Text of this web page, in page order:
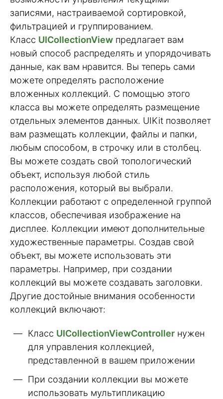
записями, настраиваемой сортировкой,
фильтрацией и группированием.
Класс UICollectionView предлагает вам
новый способ распределять и упорядочивать
данные, как вам нравится. Вы теперь сами
можете определять расположение
вложенных коллекций. С помощью этого
класса вы можете определять размещение
отдельных элементов данных. UIKit позволяет
вам размещать коллекции, файлы и папки,
любым способом, в строчку или в столбец.
Вы можете создать свой топологический
объект, используя любой стиль
расположения, который вы выбрали.
Коллекции работают с определенной группой
классов, обеспечивая изображение на
дисплее. Коллекции имеют дополнительные
художественные параметры. Создав свой
объект, вы можете использовать эти
параметры. Например, при создании
коллекций вы можете создавать заголовки.
Другие достойные внимания особенности
коллекций включают:
Класс UICollectionViewController нужен
для управления коллекцией,
представленной в вашем приложении
При создании коллекции вы можете
использовать мультипликацию